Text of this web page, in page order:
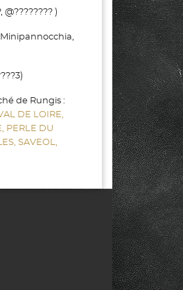
)
de Rungis :
DE LOIRE,
PERLE DU
SAVEOL,